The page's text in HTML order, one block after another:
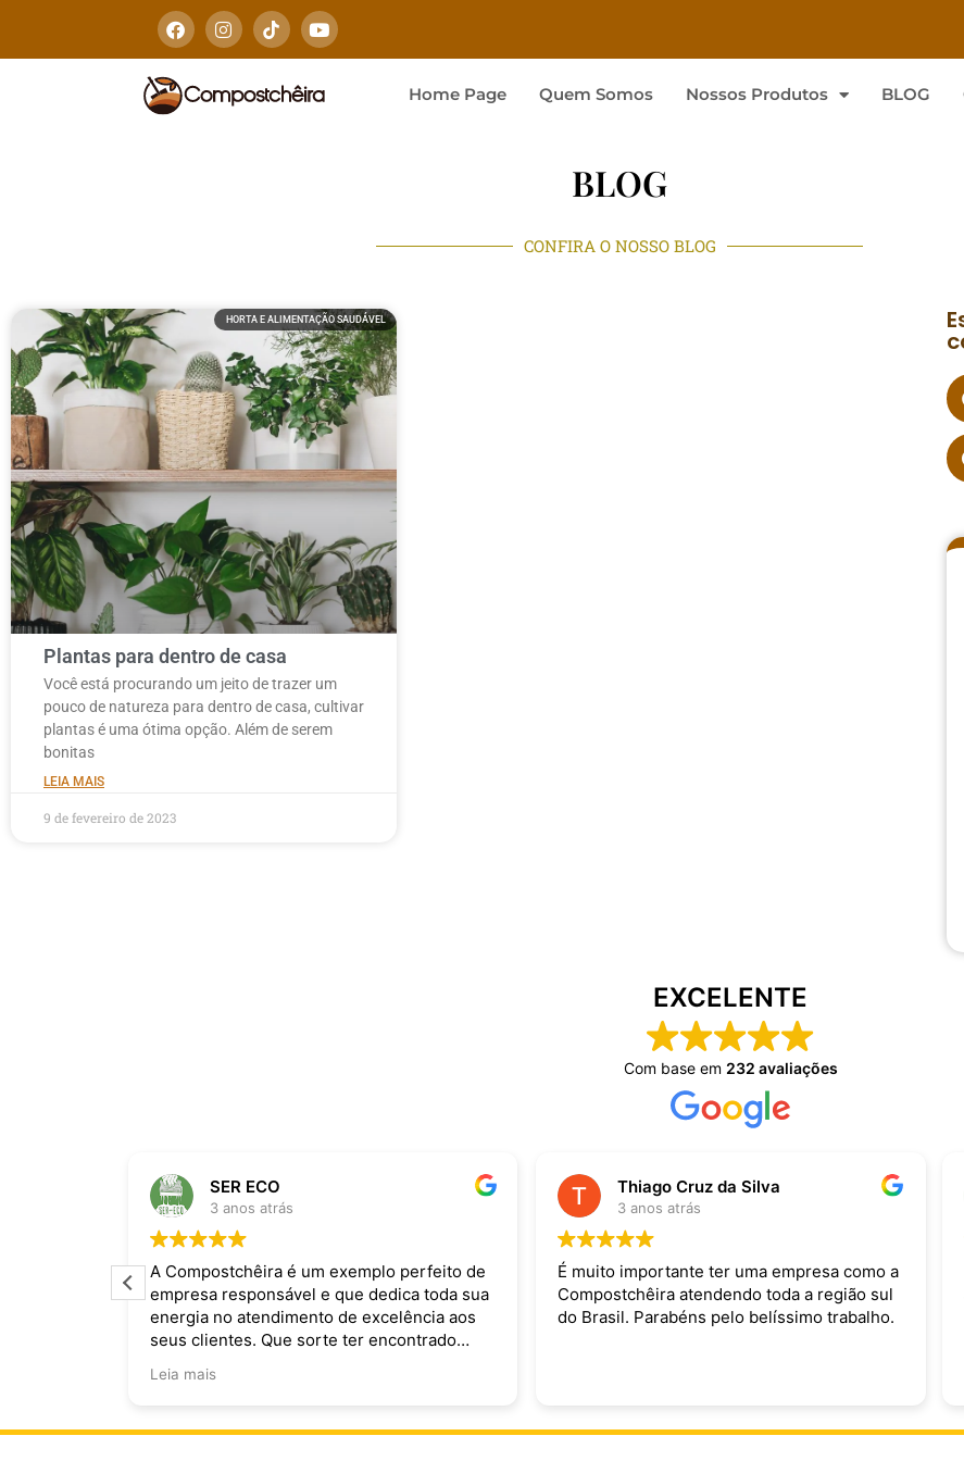
Home Page Quem Somos Nossos Produtos BLOG
BLOG
CONFIRA O NOSSO BLOG
HORTA E ALIMENTAÇÃO SAUDÁVEL
Plantas para dentro de casa
Você está procurando um jeito de trazer um
pouco de natureza para dentro de casa, cultivar
plantas é uma ótima opção. Além de serem
bonitas
LEIA MAIS
9 de fevereiro de 2023
EXCELENTE
Com base em 232 avaliações
SER ECO
3 anos atrás
A Compostchêira é um exemplo perfeito de
empresa responsável e que dedica toda sua
energia no atendimento de excelência aos
seus clientes. Que sorte ter encontrado
Leia mais
Thiago Cruz da Silva
3 anos atrás
É muito importante ter uma empresa como a
Compostchêira atendendo toda a região sul
do Brasil. Parabéns pelo belíssimo trabalho.